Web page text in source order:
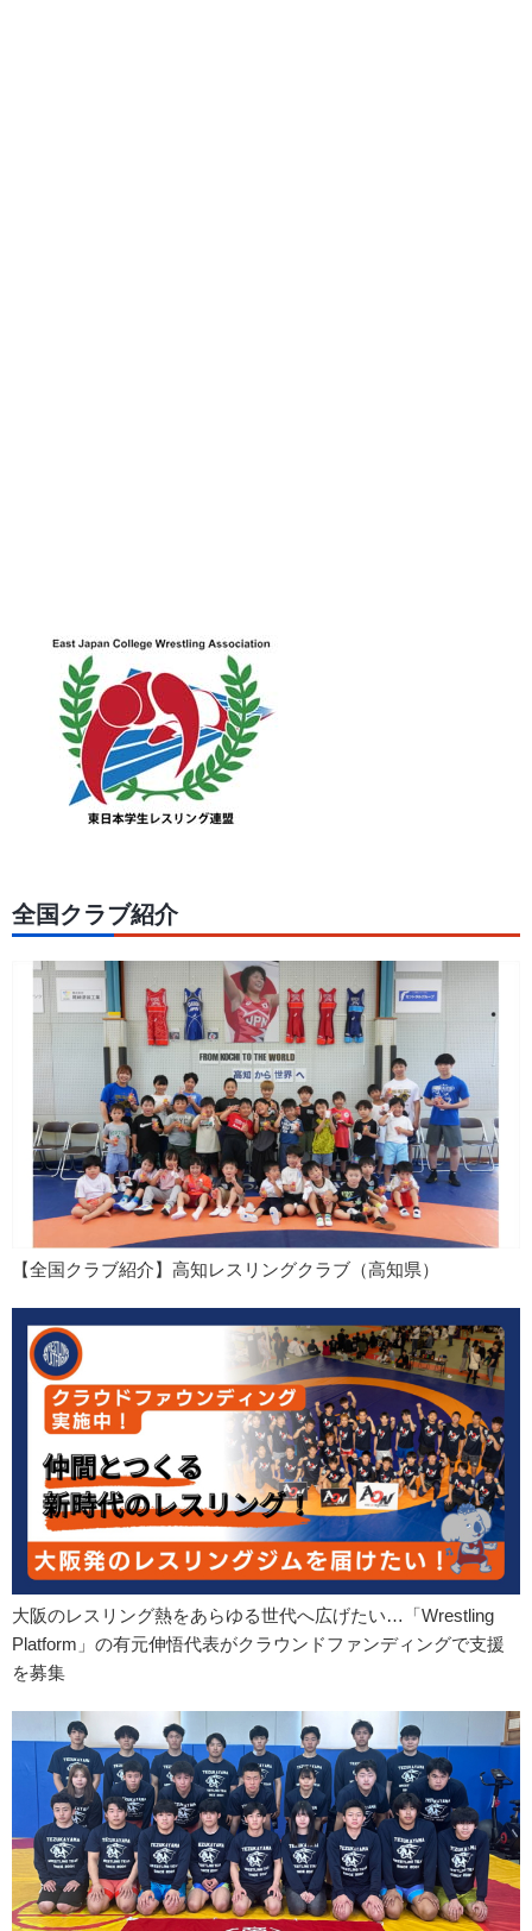
全国クラブ紹介
【全国クラブ紹介】高知レスリングクラブ（高知県）
大阪のレスリング熱をあらゆる世代へ広げたい…「Wrestling
Platform」の有元伸悟代表がクラウンドファンディングで支援
を募集